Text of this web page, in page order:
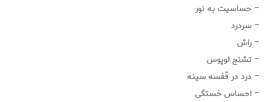
– حساسیت به نور
– سردرد
– راش
– تشنج لوپوس
– درد در قفسه سینه
– احساس خستگی